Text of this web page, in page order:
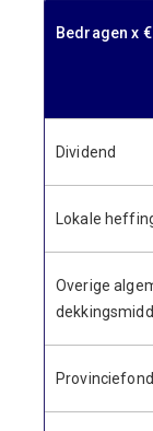
Bedragen x
Dividend
Lokale
Overige